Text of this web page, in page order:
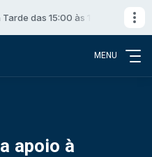
das 15:00 às 16:00
MENU
apoio à